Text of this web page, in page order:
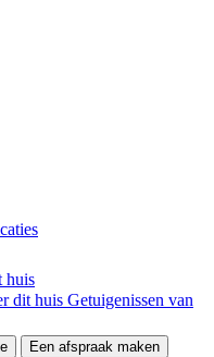
huis
dit huis Getuigenissen van
Een afspraak maken